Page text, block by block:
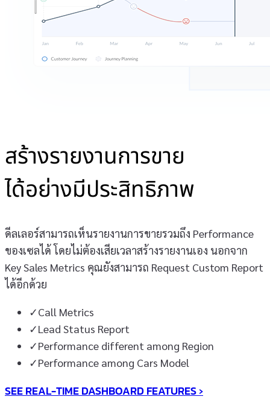
สร้างรายงานการขาย
ได้อย่างมีประสิทธิภาพ
ดีลเลอร์สามารถเห็นรายงานการขายรวมถึง Performance
ของเซลได้ โดยไม่ต้องเสียเวลาสร้างรายงานเอง นอกจาก
Key Sales Metrics คุณยังสามารถ Request Custom Report
ได้อีกด้วย
✓Call Metrics
✓Lead Status Report
✓Performance different among Region
✓Performance among Cars Model
SEE REAL-TIME DASHBOARD FEATURES ›